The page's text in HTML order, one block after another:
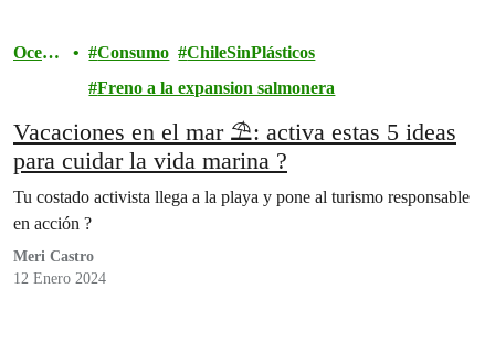
Ocean
Consumo
ChileSinPlásticos
Freno a la expansion salmonera
Vacaciones en el mar ⛱️: activa estas 5 ideas
para cuidar la vida marina ?
Tu costado activista llega a la playa y pone al turismo responsable
en acción ?
Meri Castro
12 Enero 2024